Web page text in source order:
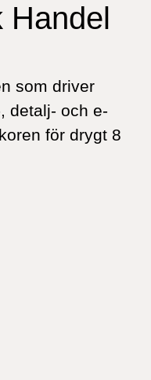
Handel
som driver
detalj- och e-
för drygt 8